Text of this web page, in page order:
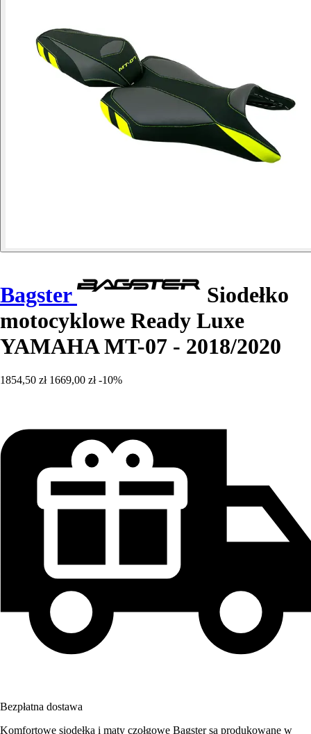
Bagster
Siodełko
motocyklowe Ready Luxe
YAMAHA MT-07 - 2018/2020
1854,50 zł 1669,00 zł -10%
Bezpłatna dostawa
Komfortowe siodełka i maty czołgowe Bagster są produkowane w